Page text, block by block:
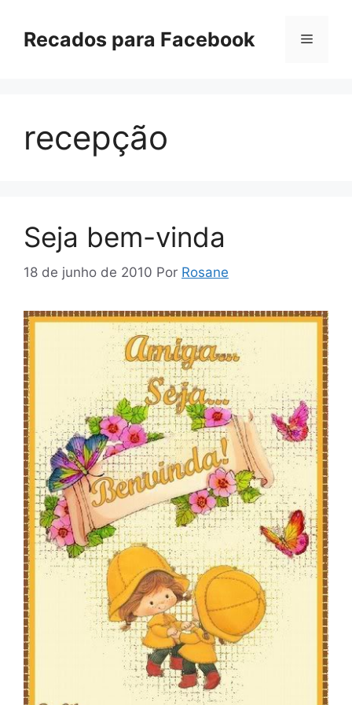
paraRecados para Facebook Menu
recepção
Seja bem-vinda
18 de junho de 2010 Por Rosane